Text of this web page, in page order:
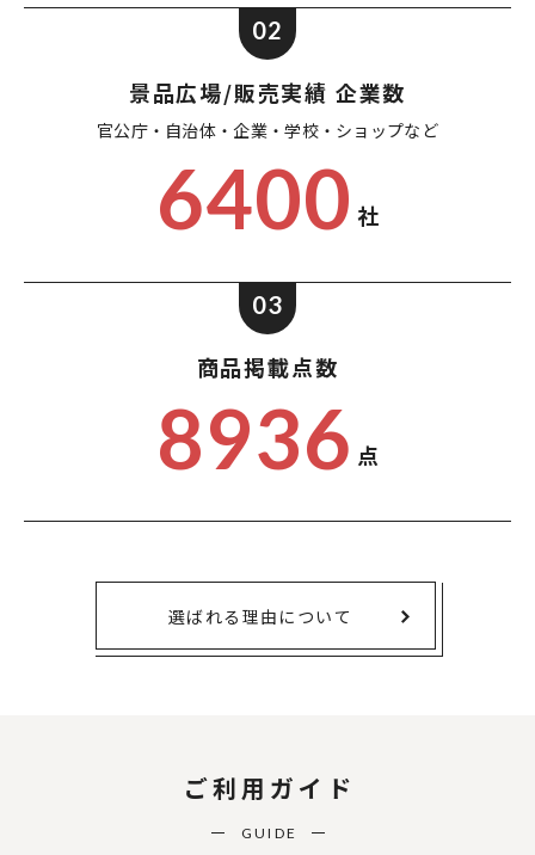
02
景品広場/販売実績 企業数
官公庁・自治体・企業・学校・ショップなど
6400 社
03
商品掲載点数
8936 点
選ばれる理由について
ご利用ガイド
GUIDE